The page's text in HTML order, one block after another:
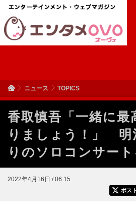
ニュース TOPICS
香取慎吾「一緒に最
りましょう！」 明
りのソロコンサー
2022年4月16日 / 06:15
ポスト